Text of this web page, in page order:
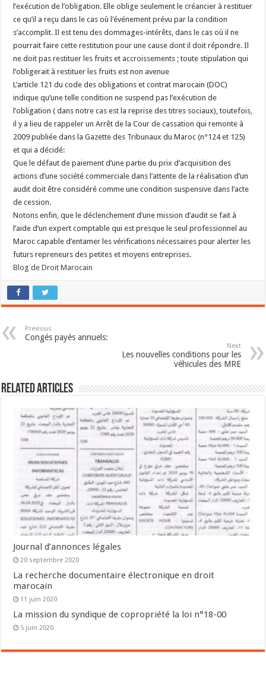
l’exécution de l’obligation. Elle oblige seulement le créancier à restituer
ce qu’il a reçu dans le cas où l’événement prévu par la condition
s’accomplit. Il est tenu des dommages-intérêts, dans le cas où il ne
pourrait faire cette restitution pour une cause dont il doit répondre. Il
ne doit pas restituer les fruits et accroissements ; toute stipulation qui
l’obligerait à restituer les fruits est non avenue
L’article 121 du code des obligations et contrat marocain (DOC)
indique qu’une telle condition ne suspend pas l’exécution de
l’obligation ( dans notre cas est la reprise des titres sociaux), toutefois,
il y a lieu de rappeler un Arrêt de la Cour de cassation qui remonte à
2009 publiée dans la Gazette des Tribunaux du Maroc (n°124 et 125)
et qui a décidé:
Que le défaut de paiement d’une partie du prix d’acquisition des
actions d’une société commerciale dans l’attente de la réalisation d’un
audit doit être considéré comme une condition suspensive dans l’acte
de cession.
Notons enfin, que le déclenchement d’une mission d’audit se fait à
l’aide d’un expert comptable qui est presque le seul professionnel au
Maroc capable d’entamer les vérifications nécessaires pour alerter les
futurs repreneurs des petites et moyens entreprises.
Blog de Droit Marocain
Previous
Congés payés annuels:
Next
Les nouvelles conditions pour les
véhicules des MRE
Related Articles
Journal d’annonces légales
20 septembre 2020
La recherche documentaire électronique en droit
marocain
11 juin 2020
La mission du syndique de copropriété la loi n°18-00
5 juin 2020